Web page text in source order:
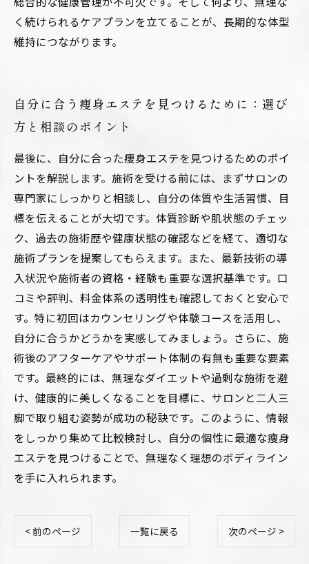
く続けられるケアプランを立てることが、長期的な体型
維持につながります。
自分に合う痩身エステを見つけるために：選び
方と相談のポイント
最後に、自分に合った痩身エステを見つけるためのポイ
ントを解説します。施術を受ける前には、まずサロンの
専門家にしっかりと相談し、自分の体質や生活習慣、目
標を伝えることが大切です。体質診断や肌状態のチェッ
ク、過去の施術歴や健康状態の確認などを経て、適切な
施術プランを提案してもらえます。また、最新技術の導
入状況や施術者の資格・経験も重要な選択基準です。口
コミや評判、料金体系の透明性も確認しておくと安心で
す。特に初回はカウンセリングや体験コースを活用し、
自分に合うかどうかを実感してみましょう。さらに、施
術後のアフターケアやサポート体制の有無も重要な要素
です。最終的には、無理なダイエットや過剰な施術を避
け、健康的に美しくなることを目標に、サロンと二人三
脚で取り組む姿勢が成功の秘訣です。このように、情報
をしっかり集めて比較検討し、自分の個性に最適な痩身
エステを見つけることで、無理なく理想のボディライン
を手に入れられます。
< 前のページ 一覧に戻る 次のページ >